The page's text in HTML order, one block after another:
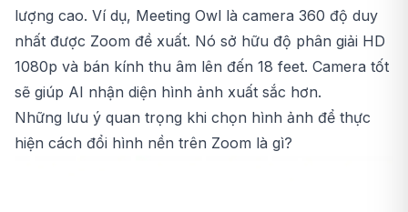
lượng cao. Ví dụ, Meeting Owl là camera 360 độ duy
nhất được Zoom đề xuất. Nó sở hữu độ phân giải HD
1080p và bán kính thu âm lên đến 18 feet. Camera tốt
sẽ giúp AI nhận diện hình ảnh xuất sắc hơn.
Những lưu ý quan trọng khi chọn hình ảnh để thực
hiện cách đổi hình nền trên Zoom là gì?